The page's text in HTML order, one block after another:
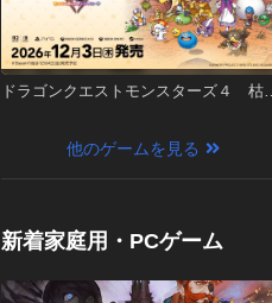
ドラゴンクエストモンスターズ４ 枯れ
他のゲームを見る
新着家庭用・PCゲーム